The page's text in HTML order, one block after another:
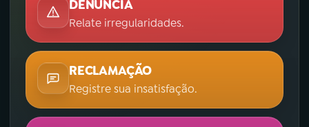
DENÚNCIA
Relate irregularidades.
RECLAMAÇÃO
Registre sua insatisfação.